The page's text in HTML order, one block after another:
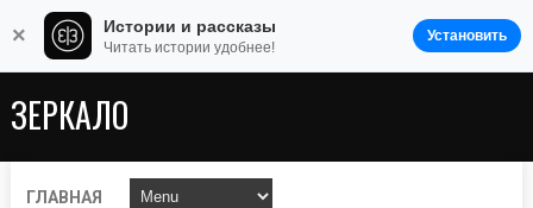
ЗЕРКАЛО
ГЛАВНАЯ
× Истории и рассказы
Читать истории удобнее!
Установить